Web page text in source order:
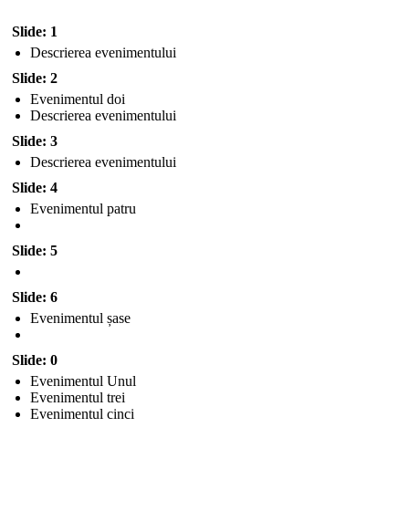
Slide: 1
Descrierea evenimentului
Slide: 2
Evenimentul doi
Descrierea evenimentului
Slide: 3
Descrierea evenimentului
Slide: 4
Evenimentul patru
Slide: 5
Slide: 6
Evenimentul șase
Slide: 0
Evenimentul Unul
Evenimentul trei
Evenimentul cinci